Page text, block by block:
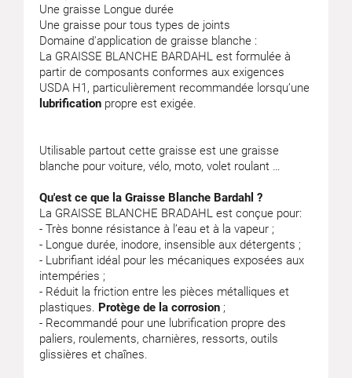
Une graisse Longue durée
Une graisse pour tous types de joints
Domaine d'application de graisse blanche :
La GRAISSE BLANCHE BARDAHL est formulée à
partir de composants conformes aux exigences
USDA H1, particulièrement recommandée lorsqu’une
lubrification propre est exigée.
Utilisable partout cette graisse est une graisse
blanche pour voiture, vélo, moto, volet roulant …
Qu'est ce que la Graisse Blanche Bardahl ?
La GRAISSE BLANCHE BRADAHL est conçue pour:
- Très bonne résistance à l’eau et à la vapeur ;
- Longue durée, inodore, insensible aux détergents ;
- Lubrifiant idéal pour les mécaniques exposées aux
intempéries ;
- Réduit la friction entre les pièces métalliques et
plastiques. Protège de la corrosion ;
- Recommandé pour une lubrification propre des
paliers, roulements, charnières, ressorts, outils
glissières et chaînes.